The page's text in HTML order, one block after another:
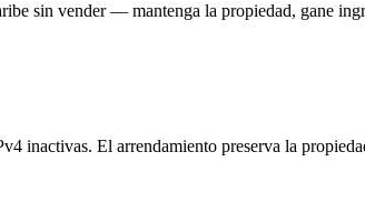
sin vender — mantenga la propiedad, gane
inactivas. El arrendamiento preserva la